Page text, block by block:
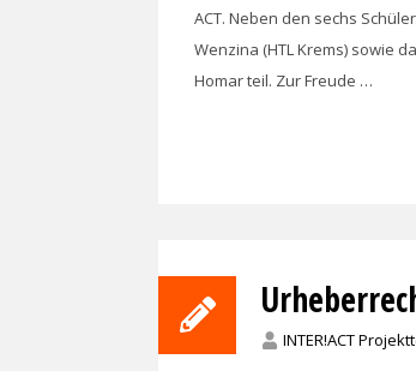
ACT. Neben den sechs
Wenzina (HTL Krems) sowie
Homar teil. Zur Freude …
INTER!ACT